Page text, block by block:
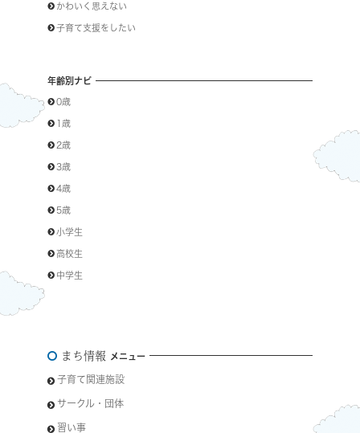
かわいく思えない
子育て支援をしたい
年齢別ナビ
0歳
1歳
2歳
3歳
4歳
5歳
小学生
高校生
中学生
まち情報 メニュー
子育て関連施設
サークル・団体
習い事